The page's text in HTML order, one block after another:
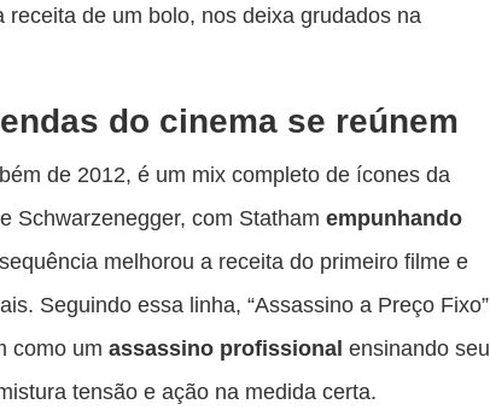
receita de um bolo, nos deixa grudados na
do cinema se reúnem
de 2012, é um mix completo de ícones da
Schwarzenegger, com Stathamempunhando
melhorou a receita do primeiro filme e
Seguindo essa linha, “Assassino a Preço Fixo”
como um assassino profissional ensinando seu
tensão e ação na medida certa.